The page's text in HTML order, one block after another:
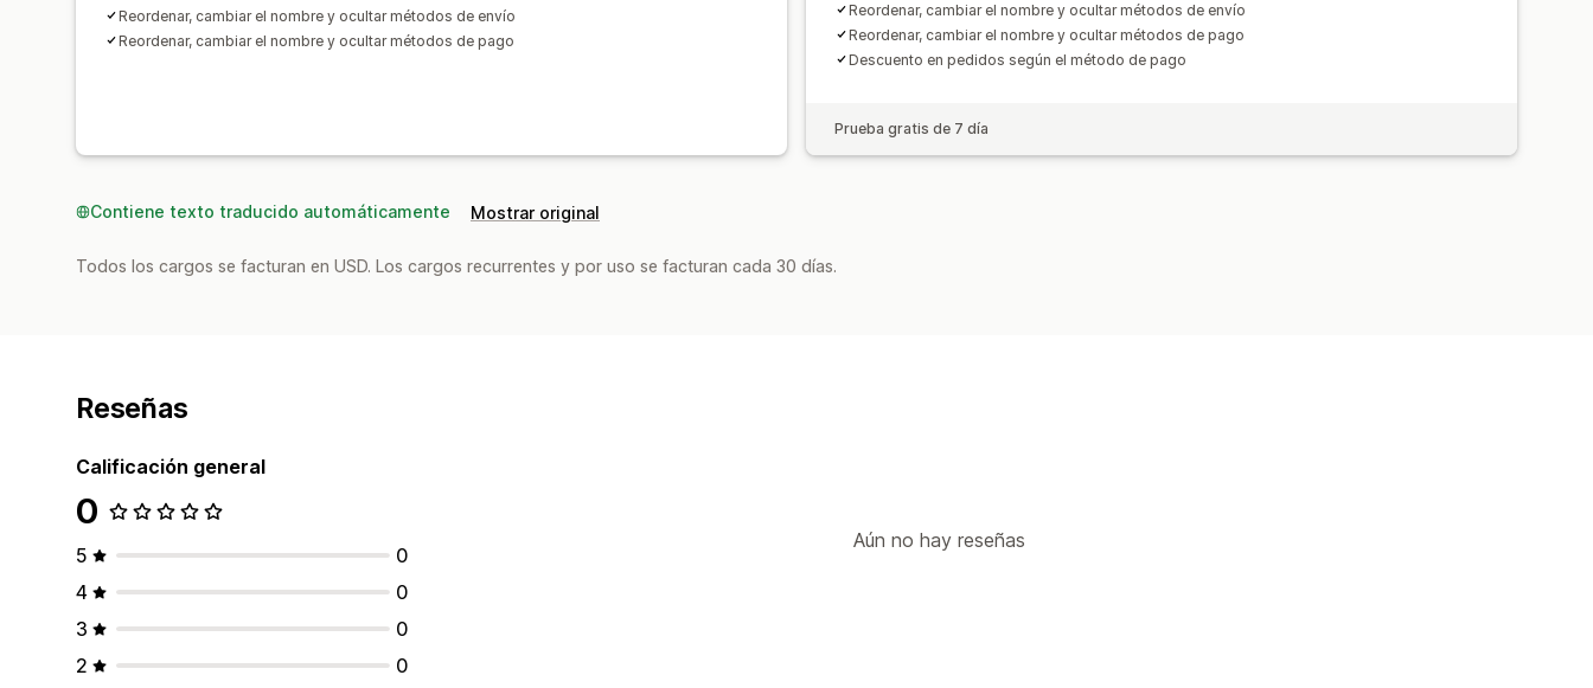
Reordenar, cambiar el nombre y ocultar métodos de envío
Reordenar, cambiar el nombre y ocultar métodos de pago
Reordenar, cambiar el nombre y ocultar métodos de envío
Reordenar, cambiar el nombre y ocultar métodos de pago
Descuento en pedidos según el método de pago
Prueba gratis de 7 día
Contiene texto traducido automáticamente Mostrar original
Todos los cargos se facturan en USD. Los cargos recurrentes y por uso se facturan cada 30 días.
Reseñas
Calificación general
0
5
0
4
0
3
0
2
0
Aún no hay reseñas